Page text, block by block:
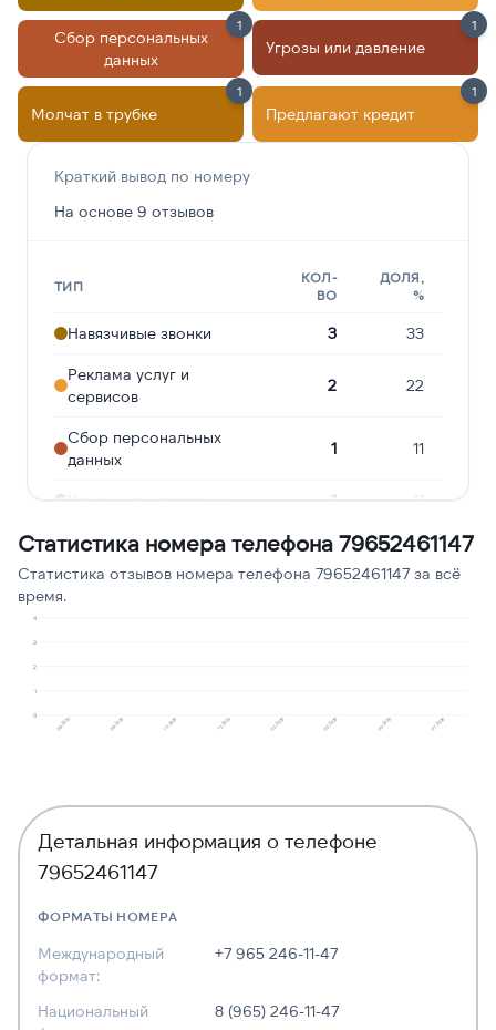
Сбор персональных
данных
1
Угрозы или давление
1
Молчат в трубке
1
Предлагают кредит
1
Краткий вывод по номеру
На основе 9 отзывов
ТИП
КОЛ-
ВО
ДОЛЯ,
%
Навязчивые звонки 3 33
Реклама услуг и
сервисов
2 22
Сбор персональных
данных
1 11
Угрозы или давление 1 11
Молчат в трубке 1 11
Предлагают кредит 1 11
Статистика номера телефона 79652461147
Статистика отзывов номера телефона 79652461147 за всё
время.
0
1
2
3
4
08.2025 09.2025 10.2025 12.2025 02.2026 03.2026 05.2026 07.2026
Детальная информация о телефоне
79652461147
ФОРМАТЫ НОМЕРА
Международный
формат:
+7 965 246-11-47
Национальный
8 (965) 246-11-47